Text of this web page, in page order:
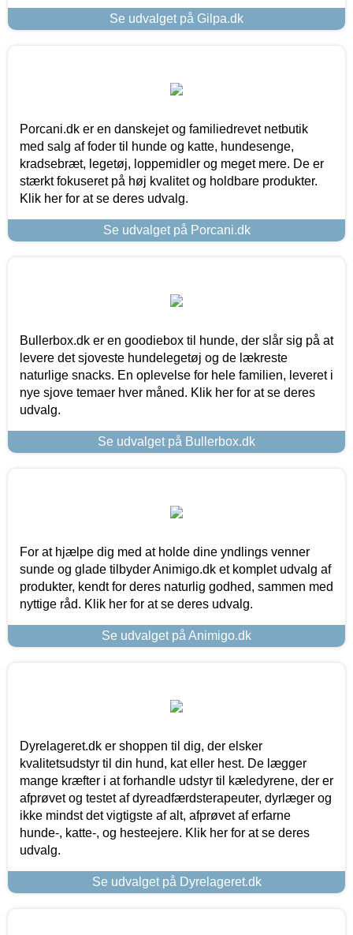
Se udvalget på Gilpa.dk
Porcani.dk er en danskejet og familiedrevet netbutik
med salg af foder til hunde og katte, hundesenge,
kradsebræt, legetøj, loppemidler og meget mere. De er
stærkt fokuseret på høj kvalitet og holdbare produkter.
Klik her for at se deres udvalg.
Se udvalget på Porcani.dk
Bullerbox.dk er en goodiebox til hunde, der slår sig på at
levere det sjoveste hundelegetøj og de lækreste
naturlige snacks. En oplevelse for hele familien, leveret i
nye sjove temaer hver måned. Klik her for at se deres
udvalg.
Se udvalget på Bullerbox.dk
For at hjælpe dig med at holde dine yndlings venner
sunde og glade tilbyder Animigo.dk et komplet udvalg af
produkter, kendt for deres naturlig godhed, sammen med
nyttige råd. Klik her for at se deres udvalg.
Se udvalget på Animigo.dk
Dyrelageret.dk er shoppen til dig, der elsker
kvalitetsudstyr til din hund, kat eller hest. De lægger
mange kræfter i at forhandle udstyr til kæledyrene, der er
afprøvet og testet af dyreadfærdsterapeuter, dyrlæger og
ikke mindst det vigtigste af alt, afprøvet af erfarne
hunde-, katte-, og hesteejere. Klik her for at se deres
udvalg.
Se udvalget på Dyrelageret.dk